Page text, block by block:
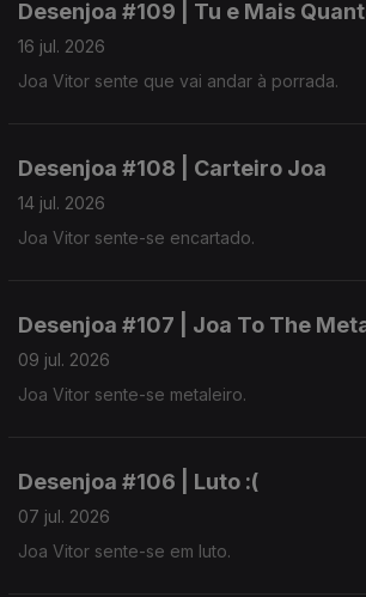
Desenjoa #109 | Tu e Mais
16 jul. 2026
Joa Vitor sente que vai andar à porrada.
Desenjoa #108 | Carteiro Joa
14 jul. 2026
Joa Vitor sente-se encartado.
Desenjoa #107 | Joa To The
09 jul. 2026
Joa Vitor sente-se metaleiro.
Desenjoa #106 | Luto :(
07 jul. 2026
Joa Vitor sente-se em luto.